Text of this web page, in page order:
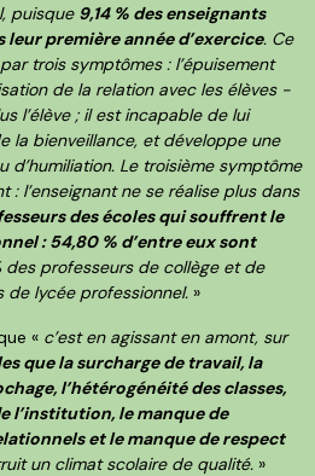
puisque 9,14 % des enseignants
première année d’exercice. Ce
trois symptômes : l’épuisement
de la relation avec les élèves -
l’élève ; il est incapable de lui
la bienveillance, et développe une
Le troisième symptôme
l’enseignant ne se réalise plus dans
des écoles qui souffrent le
: 54,80 % d’entre eux sont
des professeurs de collège et de
de lycée professionnel. »
« c’est en agissant en amont, sur
que la surcharge de travail, la
l’hétérogénéité des classes,
l’institution, le manque de
et le manque de respect
un climat scolaire de qualité. »